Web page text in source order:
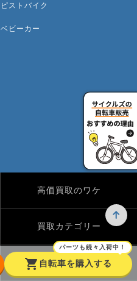
shopping_cart
パーツも続々入荷中！
自転車を購入する
ピストバイク
ベビーカー
高価買取のワケ
買取カテゴリー
自転車のコラム